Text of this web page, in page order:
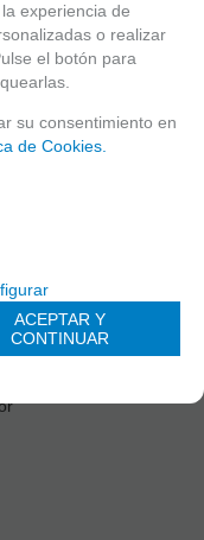
experiencia de
o realizar
el botón para
su consentimiento en
de Cookies.
ACEPTAR Y
CONTINUAR